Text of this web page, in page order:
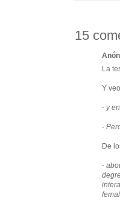
15
La
Y
- y
-
De
-